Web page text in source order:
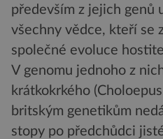
především z jejich genů
všechny vědce, kteří se
společné evoluce
V genomu jednoho z
krátkokrkého
britským genetikům
stopy po předchůdci